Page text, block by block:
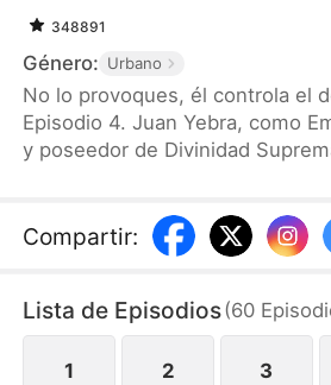
348891
Género: Urbano
No lo provoques, él controla el
Episodio 4. Juan Yebra, como
y poseedor de Divinidad
trágica. Solo si lograba que la
muriera según lo dictado por el
la extinción total de su ser. Sin
pensamientos internos
haciendo que los eventos
Compartir:
Lista de Episodios(60
1 2 3